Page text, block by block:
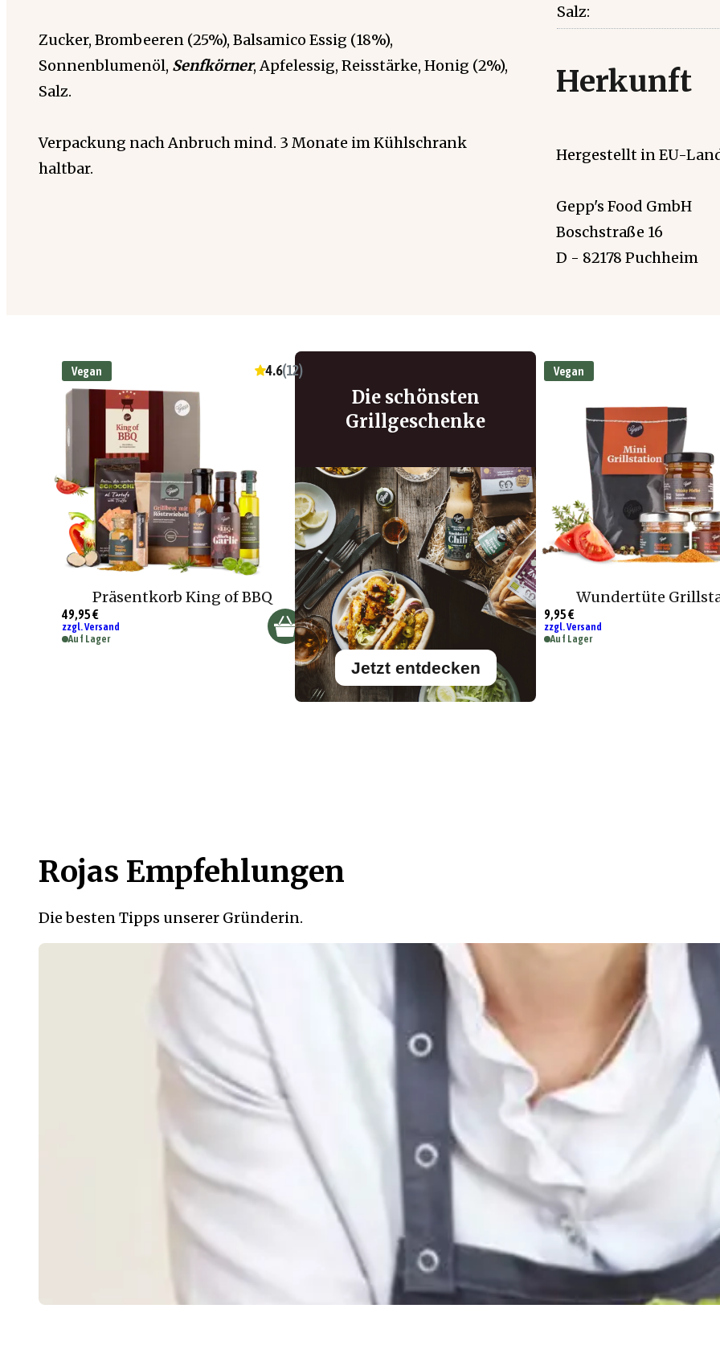
Zucker, Brombeeren (25%), Balsamico Essig (18%),
Sonnenblumenöl, Senfkörner, Apfelessig, Reisstärke, Honig (2%),
Salz.
Verpackung nach Anbruch mind. 3 Monate im Kühlschrank
haltbar.
Salz:
Herkunft
Hergestellt in EU-
Gepp's Food GmbH
Boschstraße 16
D - 82178 Puchheim
Vegan 4.6(12)
Präsentkorb King of BBQ
49,95 €
zzgl. Versand
Auf Lager
Die schönsten
Grillgeschenke
Jetzt entdecken
Vegan
Wundertüte
9,95 €
zzgl. Versand
Auf Lager
Rojas Empfehlungen
Die besten Tipps unserer Gründerin.